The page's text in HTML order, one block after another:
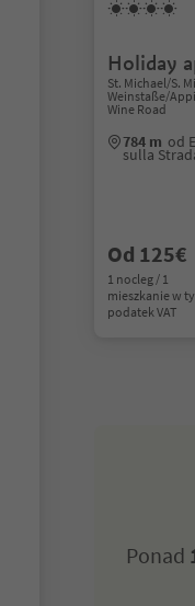
Holiday
St. Michael/S.
Weinstaße/
Wine Road
784 m od
sulla
Od 125€
1 nocleg / 1
mieszkanie w
podatek VAT
Ponad